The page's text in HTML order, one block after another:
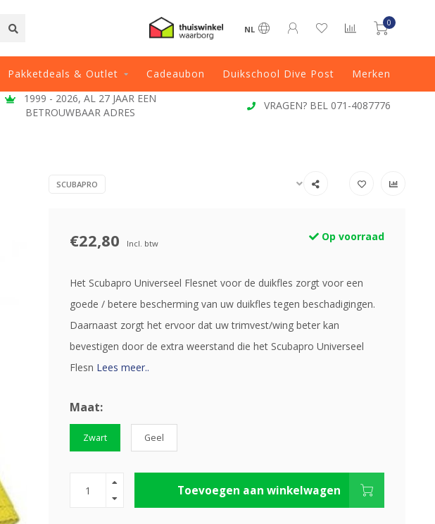
NL
0
Pakketdeals & Outlet Cadeaubon Duikschool Dive Post Merken
1999 - 2026, AL 27 JAAR EEN
BETROUWBAAR ADRES
VRAGEN? BEL 071-4087776
SCUBAPRO
€22,80 Incl. btw
Op voorraad
Het Scubapro Universeel Flesnet voor de duikfles zorgt voor een
goede / betere bescherming van uw duikfles tegen beschadigingen.
Daarnaast zorgt het ervoor dat uw trimvest/wing beter kan
bevestigen door de extra weerstand die het Scubapro Universeel
Flesn Lees meer..
Maat:
Zwart Geel
Toevoegen aan winkelwagen